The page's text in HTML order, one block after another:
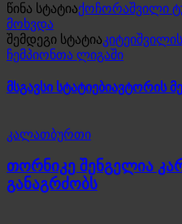
წინა სტატიაქოჩორაშვილი
მოხვდა
შემდეგი სტატია
ჩემპიონთა ლიგაში
მსგავსი სტატიებიავტორის
კალათბურთი
თორნიკე შენგელია
განაგრძობს